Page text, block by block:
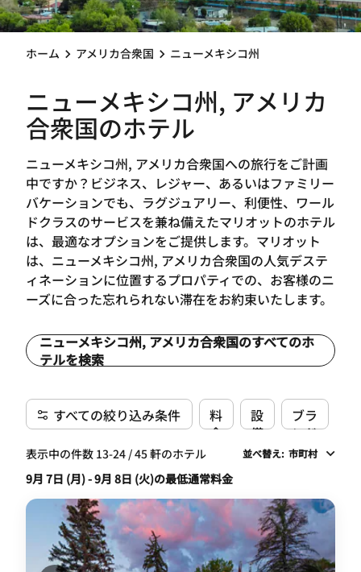
ホーム アメリカ合衆国 ニューメキシコ州
ニューメキシコ州, アメリカ
合衆国のホテル
ニューメキシコ州, アメリカ合衆国への旅行をご計画
中ですか？ビジネス、レジャー、あるいはファミリー
バケーションでも、ラグジュアリー、利便性、ワール
ドクラスのサービスを兼ね備えたマリオットのホテル
は、最適なオプションをご提供します。マリオット
は、ニューメキシコ州, アメリカ合衆国の人気デステ
ィネーションに位置するプロパティでの、お客様のニ
ーズに合った忘れられない滞在をお約束いたします。
ニューメキシコ州, アメリカ合衆国のすべてのホ
テルを検索
すべての絞り込み条件
料
金
設
備
ブラ
ンド
表示中の件数 13-24 / 45 軒のホテル 並べ替え: 市町村
9月 7日 (月) - 9月 8日 (火)の最低通常料金